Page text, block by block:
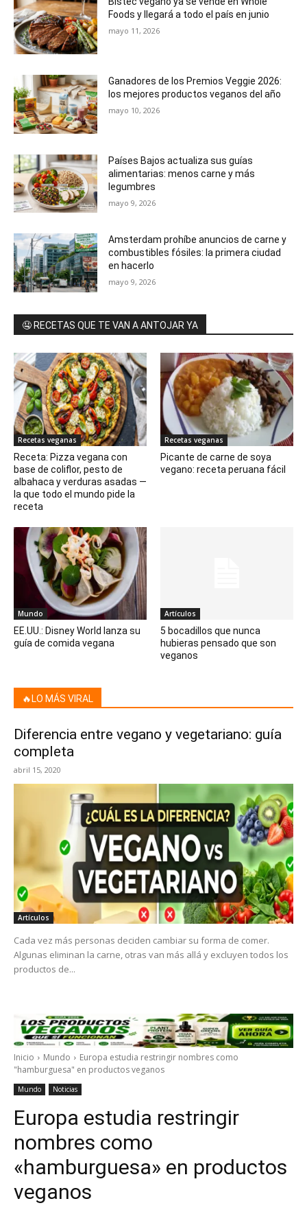
Foods y llegará a todo el país en junio
mayo 11, 2026
Ganadores de los Premios Veggie 2026:
los mejores productos veganos del año
mayo 10, 2026
Países Bajos actualiza sus guías
alimentarias: menos carne y más
legumbres
mayo 9, 2026
Amsterdam prohíbe anuncios de carne y
combustibles fósiles: la primera ciudad
en hacerlo
mayo 9, 2026
🤤 RECETAS QUE TE VAN A ANTOJAR YA
Recetas veganas
Receta: Pizza vegana con
base de coliflor, pesto de
albahaca y verduras asadas —
la que todo el mundo pide la
receta
Recetas veganas
Picante de carne de soya
vegano: receta peruana fácil
Mundo
EE.UU.: Disney World lanza su
guía de comida vegana
Artículos
5 bocadillos que nunca
hubieras pensado que son
veganos
🔥LO MÁS VIRAL
Diferencia entre vegano y vegetariano: guía
completa
abril 15, 2020
Artículos
Cada vez más personas deciden cambiar su forma de comer.
Algunas eliminan la carne, otras van más allá y excluyen todos los
productos de...